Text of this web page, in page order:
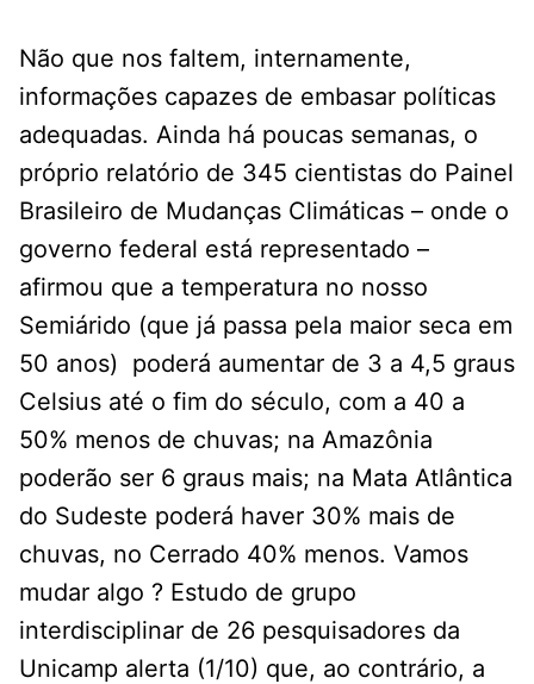
Não que nos faltem, internamente,
informações capazes de embasar políticas
adequadas. Ainda há poucas semanas, o
próprio relatório de 345 cientistas do Painel
Brasileiro de Mudanças Climáticas – onde o
governo federal está representado –
afirmou que a temperatura no nosso
Semiárido (que já passa pela maior seca em
50 anos) poderá aumentar de 3 a 4,5 graus
Celsius até o fim do século, com a 40 a
50% menos de chuvas; na Amazônia
poderão ser 6 graus mais; na Mata Atlântica
do Sudeste poderá haver 30% mais de
chuvas, no Cerrado 40% menos. Vamos
mudar algo ? Estudo de grupo
interdisciplinar de 26 pesquisadores da
Unicamp alerta (1/10) que, ao contrário, a